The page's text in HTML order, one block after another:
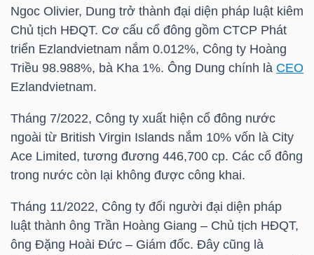
Ngoc Olivier, Dung trở thành đại diện pháp luật kiêm
Chủ tịch HĐQT. Cơ cấu cổ đông gồm CTCP Phát
triển Ezlandvietnam nắm 0.012%, Công ty Hoàng
Triều 98.988%, bà Kha 1%. Ông Dung chính là CEO
Ezlandvietnam.
Tháng 7/2022, Công ty xuất hiện cổ đông nước
ngoài từ British Virgin Islands nắm 10% vốn là City
Ace Limited, tương đương 446,700 cp. Các cổ đông
trong nước còn lại không được công khai.
Tháng 11/2022, Công ty đổi người đại diện pháp
luật thành ông Trần Hoàng Giang – Chủ tịch HĐQT,
ông Đặng Hoài Đức – Giám đốc. Đây cũng là
NĂNG
LƯỢNG
NGUYÊN
VẬT